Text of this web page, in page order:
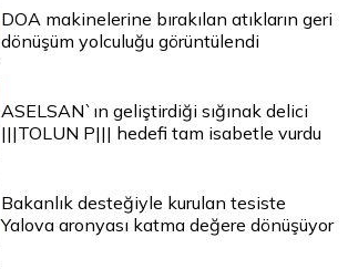
DOA makinelerine bırakılan atıkların geri
dönüşüm yolculuğu görüntülendi
ASELSAN`ın geliştirdiği sığınak delici
|||TOLUN P||| hedefi tam isabetle vurdu
Bakanlık desteğiyle kurulan tesiste
Yalova aronyası katma değere dönüşüyor